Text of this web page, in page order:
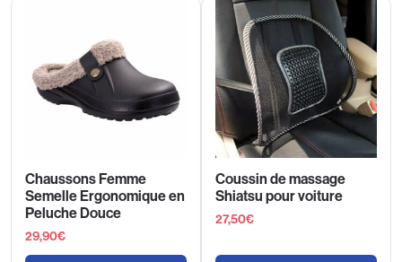
Chaussons Femme
Semelle Ergonomique en
Peluche Douce
29,90€
Coussin de massage
Shiatsu pour voiture
27,50€